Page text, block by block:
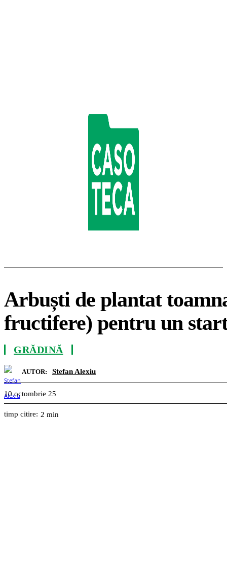
Arbuști de plantat
fructifere) pentru un
GRĂDINĂ
AUTOR: Stefan Alexiu
10 octombrie 25
timp citire: 2 min